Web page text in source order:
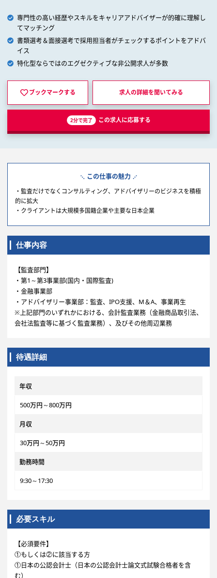
専門性の高い経歴やスキルをキャリアアドバイザーが的確に理解し
てマッチング
書類選考＆面接選考で採用担当者がチェックするポイントをアドバ
イス
特化型ならではのエグゼクティブな非公開求人が多数
ブックマークする 求人の詳細を聞いてみる
2分で完了 この求人に応募する
この仕事の魅力
・監査だけでなくコンサルティング、アドバイザリーのビジネスを積極
的に拡大
・クライアントは大規模多国籍企業や主要な日本企業
仕事内容
【監査部門】
・第1～第3事業部(国内・国際監査)
・金融事業部
・アドバイザリー事業部：監査、IPO支援、M＆A、事業再生
※上記部門のいずれかにおける、会計監査業務（金融商品取引法、
会社法監査等に基づく監査業務）、及びその他周辺業務
待遇詳細
年収
500万円～800万円
月収
30万円～50万円
勤務時間
9:30～17:30
必要スキル
【必須要件】
①もしくは②に該当する方
①日本の公認会計士（日本の公認会計士論文式試験合格者を含
む）